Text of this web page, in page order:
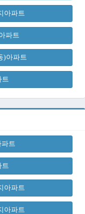
아파트
파트
)아파트
트
트
트
아파트
아파트